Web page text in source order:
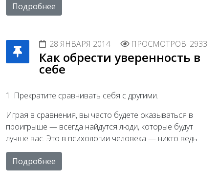
Подробнее
28 ЯНВАРЯ 2014 ПРОСМОТРОВ: 2933
Как обрести уверенность в
себе
1. Прекратите сравнивать себя с другими.
Играя в сравнения, вы часто будете оказываться в
проигрыше — всегда найдутся люди, которые будут
лучше вас. Это в психологии человека — никто ведь
Подробнее